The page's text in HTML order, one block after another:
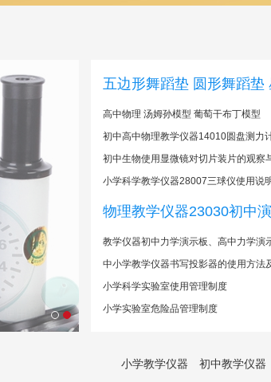
五边形舞蹈垫 圆形舞蹈
高中物理 汤姆孙模型 葡萄干布丁模型
初中高中物理教学仪器14010圆盘测力
初中生物使用显微镜对切片装片的观察
小学科学教学仪器28007三球仪使用说
物理教学仪器23030初中
教学仪器初中力学演示板、高中力学演
中小学教学仪器书写投影器的使用方法
小学科学实验室使用管理制度
小学实验室危险品管理制度
小学教学仪器 初中教学仪器